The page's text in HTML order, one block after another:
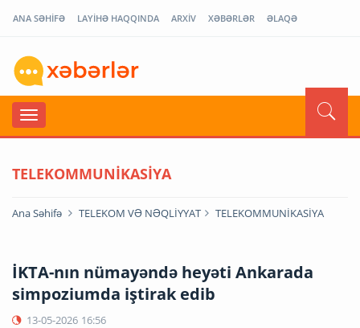
ANA SƏHİFƏ LAYİHƏ HAQQINDA ARXİV XƏBƏRLƏR ƏLAQƏ
TELEKOMMUNİKASİYA
Ana Səhifə TELEKOM VƏ NƏQLİYYAT TELEKOMMUNİKASİYA
İKTA-nın nümayəndə heyəti Ankarada
simpoziumda iştirak edib
13-05-2026 16:56